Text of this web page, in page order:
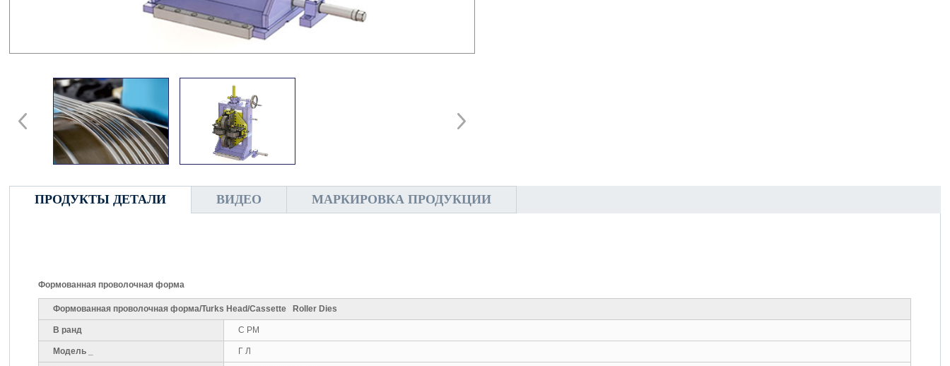
ПРОДУКТЫ ДЕТАЛИ ВИДЕО МАРКИРОВКА ПРОДУКЦИИ
Формованная проволочная форма
Формованная проволочная форма/Turks Head/Cassette Roller Dies
B ранд С РМ
Модель _ Г Л